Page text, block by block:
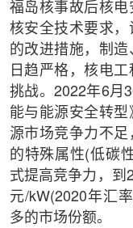
福岛核事故后核
核安全技术要求
的改进措施，制
日趋严格，核电
挑战。2022年6月
能与能源安全转
源市场竞争力不
的特殊属性(低碳
式提高竞争力，到
元/kW(2020年汇
多的市场份额。